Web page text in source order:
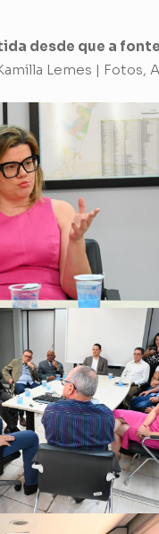
desde que a
Lemes | Fotos,